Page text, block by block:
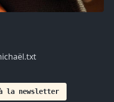
la newsletter